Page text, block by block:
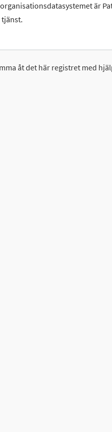
är
tjänst.
åt det här registret med